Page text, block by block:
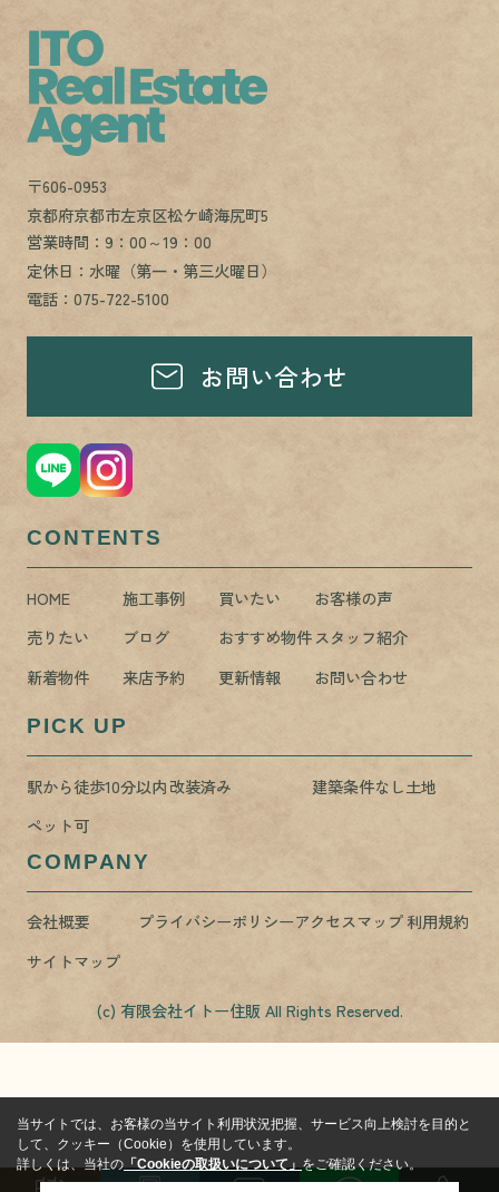
〒606-0953
京都府京都市左京区松ケ崎海尻町5
営業時間：9：00～19：00
定休日：水曜（第一・第三火曜日）
電話：075-722-5100
お問い合わせ
CONTENTS
HOME 施工事例 買いたい
お客様の声
売りたい
ブログ おすすめ物件スタッフ紹介
新着物件
来店予約 更新情報 お問い合わせ
PICK UP
駅から徒歩10分以内改装済み
建築条件なし土地
ペット可
COMPANY
会社概要 プライバシーポリシーアクセスマップ利用規約
サイトマップ
(c) 有限会社イトー住販 All Rights Reserved.
当サイトでは、お客様の当サイト利用状況把握、サービス向上検討を目的と
して、クッキー（Cookie）を使用しています。
詳しくは、当社の 「Cookieの取扱いについて」 をご確認ください。